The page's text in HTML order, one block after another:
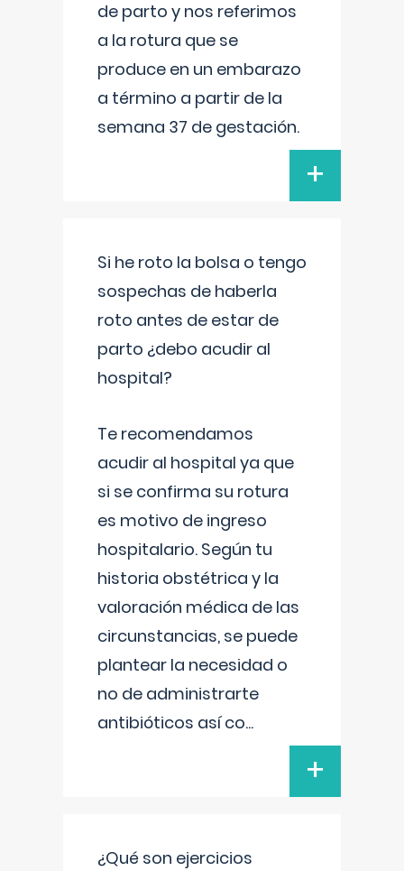
de parto y nos referimos
a la rotura que se
produce en un embarazo
a término a partir de la
semana 37 de gestación.
+
Si he roto la bolsa o tengo
sospechas de haberla
roto antes de estar de
parto ¿debo acudir al
hospital?
Te recomendamos
acudir al hospital ya que
si se confirma su rotura
es motivo de ingreso
hospitalario. Según tu
historia obstétrica y la
valoración médica de las
circunstancias, se puede
plantear la necesidad o
no de administrarte
antibióticos así co...
+
¿Qué son ejercicios